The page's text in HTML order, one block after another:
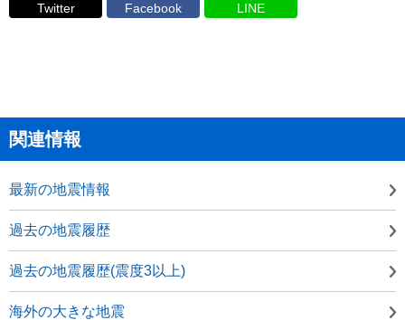
Twitter Facebook LINE
関連情報
最新の地震情報
過去の地震履歴
過去の地震履歴(震度3以上)
海外の大きな地震